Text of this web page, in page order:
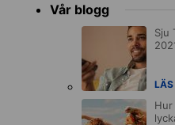
Vår blogg
Sju
LÄS